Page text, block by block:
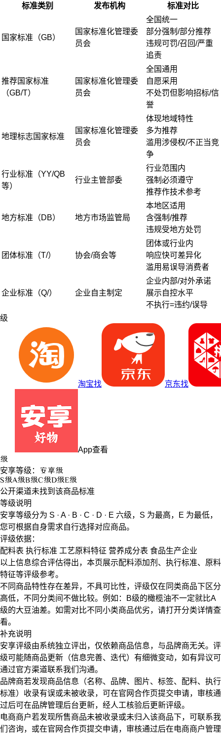
标准类别 发布机构 标准对比
国家标准（GB）
国家标准化管理委
员会
全国统一
部分强制/部分推荐
违规可罚/召回/严重
追责
推荐国家标准
（GB/T）
国家标准化管理委
员会
全国通用
自愿采用
不处罚但影响招标/信
誉
地理标志国家标准
国家标准化管理委
员会
体现地域特性
多为推荐
滥用涉侵权/不正当竞
争
行业标准（YY/QB
等）
行业主管部委
行业范围内
强制必须遵守
推荐作技术参考
地方标准（DB） 地方市场监管局
本地区适用
含强制/推荐
违规受地方处罚
团体标准（T/） 协会/商会等
团体或行业内
响应快可差异化
滥用易误导消费者
企业标准（Q/） 企业自主制定
企业内部/对外承诺
展示自控水平
不执行=违约/误导
级
淘宝找 京东找
App查看
级
安享等级： 安享级
S级A级B级C级D级E级
公开渠道未找到该商品标准
等级说明
安享等级分为 S · A · B · C · D · E 六级， S 为最高， E 为最低，
您可根据自身需求自行选择对应商品。
评级依据：
配料表 执行标准 工艺原料特征 营养成分表 食品生产企业
以上信息综合评估得出，本页展示配料添加剂 、 执行标准、 原料
特征等评级参考。
不同商品特性存在差异，不具可比性，评级仅在 同类商品下区分
高低，不同分类间不做比较。例如：B级的橄榄油不一定就比A
级的大豆油差。如需对比不同小类商品优劣，请打开分类详情查
看。
补充说明
安享评级由系统独立评出，仅依赖商品信息， 与品牌商无关。评
级可能随商品更新（信息完善、迭代）有细微变动，如有异议可
通过官方渠道联系我们沟通。
品牌商若发现商品信息（名称、品牌、图片、标签、配料、执行
标准）收录有误或未被收录，可在官网合作页提交申请，审核通
过后可在品牌管理后台更新，经人工核验后更新评级。
电商商户若发现所售商品未被收录或未归入该商品下，可联系我
们咨询，或在官网合作页提交申请，审核通过后在电商商户管理